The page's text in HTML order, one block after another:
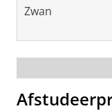
Zwan